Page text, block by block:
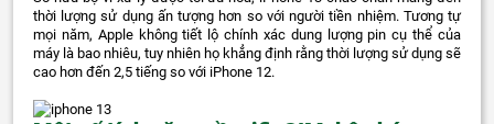
thời lượng sử dụng ấn tượng hơn so với người tiền nhiệm. Tương tự
mọi năm, Apple không tiết lộ chính xác dung lượng pin cụ thể của
máy là bao nhiêu, tuy nhiên họ khẳng định rằng thời lượng sử dụng sẽ
cao hơn đến 2,5 tiếng so với iPhone 12.